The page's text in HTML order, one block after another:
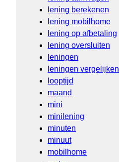
lening berekenen
lening mobilhome
lening op afbetaling
lening oversluiten
leningen
leningen vergelijken
looptijd
maand
mini
minilening
minuten
minuut
mobilhome